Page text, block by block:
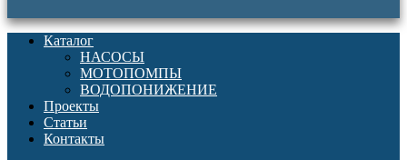
Каталог
НАСОСЫ
МОТОПОМПЫ
ВОДОПОНИЖЕНИЕ
Проекты
Статьи
Контакты